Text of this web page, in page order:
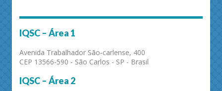
IQSC – Área 1
Avenida Trabalhador São-carlense, 400
CEP 13566-590 - São Carlos - SP - Brasil
IQSC – Área 2